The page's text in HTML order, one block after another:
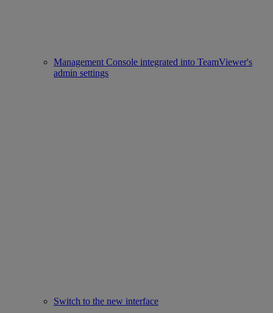
Management Console integrated into TeamViewer's
admin settings
Switch to the new interface